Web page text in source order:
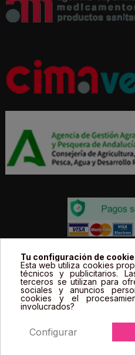
Todos los precios estás
incluyen el IVA. | Todas las
productos son propiedad
sólo se muestran a
Tu configuración de
Esta web utiliza cookies
técnicos y publicitarios.
terceros se utilizan para
sociales y anuncios
cookies y el
involucrados?
Configurar